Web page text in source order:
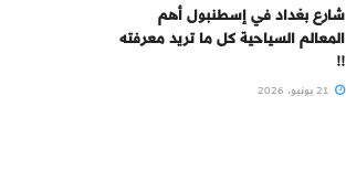
شارع بغداد في إسطنبول أهم
المعالم السياحية كل ما تريد معرفته
!!